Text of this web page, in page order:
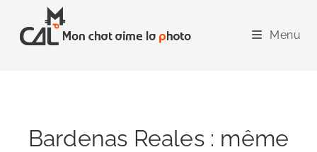
content
Menu
Bardenas Reales : même